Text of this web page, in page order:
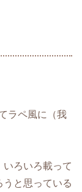
ラペ風に（我
ろいろ載って
と思っている